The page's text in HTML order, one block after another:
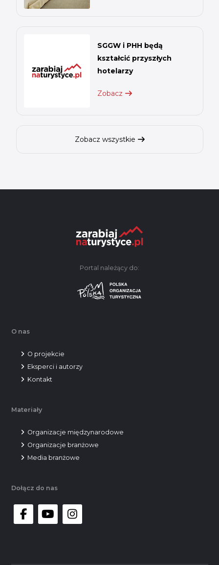
SGGW i PHH będą
kształcić przyszłych
hotelarzy
Zobacz
Zobacz wszystkie
Portal należący do:
O nas
O projekcie
Eksperci i autorzy
Kontakt
Materiały
Organizacje międzynarodowe
Organizacje branżowe
Media branżowe
Dołącz do nas
facebookyoutube instagram